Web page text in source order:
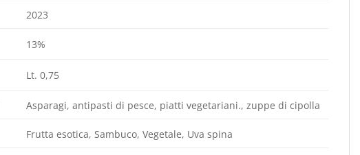
2023
13%
Lt. 0,75
Asparagi, antipasti di pesce, piatti vegetariani., zuppe di cipolla
Frutta esotica, Sambuco, Vegetale, Uva spina